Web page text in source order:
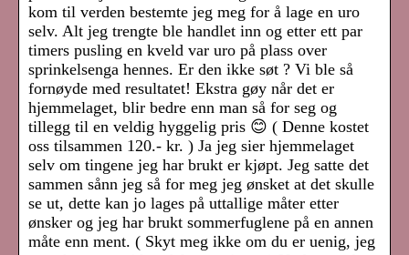
kom til verden bestemte jeg meg for å lage en uro
selv. Alt jeg trengte ble handlet inn og etter ett par
timers pusling en kveld var uro på plass over
sprinkelsenga hennes. Er den ikke søt ? Vi ble så
fornøyde med resultatet! Ekstra gøy når det er
hjemmelaget, blir bedre enn man så for seg og
tillegg til en veldig hyggelig pris 😊 ( Denne kostet
oss tilsammen 120.- kr. ) Ja jeg sier hjemmelaget
selv om tingene jeg har brukt er kjøpt. Jeg satte det
sammen sånn jeg så for meg jeg ønsket at det skulle
se ut, dette kan jo lages på uttallige måter etter
ønsker og jeg har brukt sommerfuglene på en annen
måte enn ment. ( Skyt meg ikke om du er uenig, jeg